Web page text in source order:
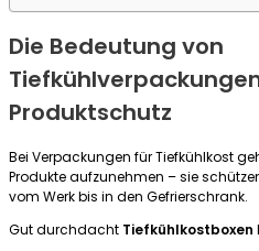
Die Bedeutung von
Produktschutz
Bei Verpackungen für Tiefkühlkost
Produkte aufzunehmen – sie
vom Werk bis in den Gefrierschrank.
Gut durchdacht Tiefkühlkostboxen